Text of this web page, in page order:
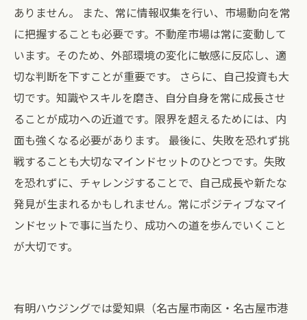
ありません。 また、常に情報収集を行い、市場動向を常
に把握することも必要です。不動産市場は常に変動して
います。そのため、外部環境の変化に敏感に反応し、適
切な判断を下すことが重要です。 さらに、自己投資も大
切です。知識やスキルを磨き、自分自身を常に成長させ
ることが成功への近道です。限界を超えるためには、内
面も強くなる必要があります。 最後に、失敗を恐れず挑
戦することも大切なマインドセットのひとつです。失敗
を恐れずに、チャレンジすることで、自己成長や新たな
発見が生まれるかもしれません。常にポジティブなマイ
ンドセットで事に当たり、成功への道を歩んでいくこと
が大切です。
有明ハウジングでは愛知県（名古屋市南区・名古屋市港